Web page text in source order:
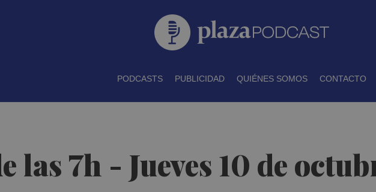
PODCASTS PUBLICIDAD QUIÉNES SOMOS CONTACTO
las 7h - Jueves 10 de